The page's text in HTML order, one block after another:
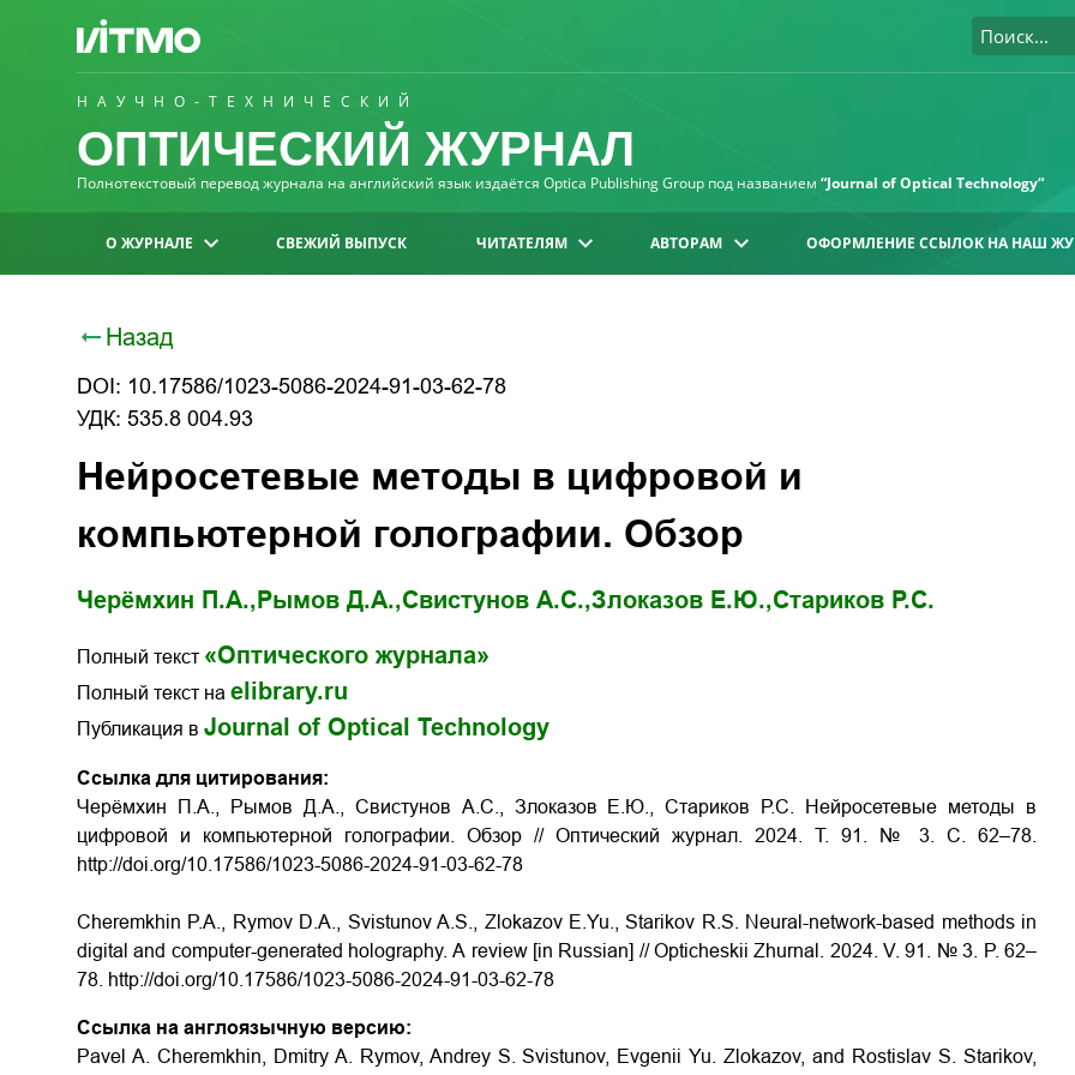
НАУЧНО-ТЕХНИЧЕСКИЙ
ОПТИЧЕСКИЙ ЖУРНАЛ
Полнотекстовый перевод журнала на английский язык издаётся Optica Publishing Group под названием “Journal of Optical Technology“
О ЖУРНАЛЕ СВЕЖИЙ ВЫПУСК ЧИТАТЕЛЯМ АВТОРАМ ОФОРМЛЕНИЕ ССЫЛОК НА НАШ
Назад
DOI: 10.17586/1023-5086-2024-91-03-62-78
УДК: 535.8 004.93
Нейросетевые методы в цифровой и
компьютерной голографии. Обзор
Черёмхин П.А., Рымов Д.А.,Свистунов А.С.,Злоказов Е.Ю.,Стариков Р.С.
Полный текст «Оптического журнала»
Полный текст на elibrary.ru
Публикация в Journal of Optical Technology
Ссылка для цитирования:
Черёмхин П.А., Рымов Д.А., Свистунов А.С., Злоказов Е.Ю., Стариков Р.С. Нейросетевые методы в
цифровой и компьютерной голографии. Обзор // Оптический журнал. 2024. Т. 91. № 3. С. 62–78.
http://doi.org/10.17586/1023-5086-2024-91-03-62-78
Cheremkhin P.A., Rymov D.A., Svistunov A.S., Zlokazov E.Yu., Starikov R.S. Neural-network-based methods in
digital and computer-generated holography. А review [in Russian] // Opticheskii Zhurnal. 2024. V. 91. № 3. P. 62–
78. http://doi.org/10.17586/1023-5086-2024-91-03-62-78
Ссылка на англоязычную версию:
Pavel A. Cheremkhin, Dmitry A. Rymov, Andrey S. Svistunov, Evgenii Yu. Zlokazov, and Rostislav S. Starikov,